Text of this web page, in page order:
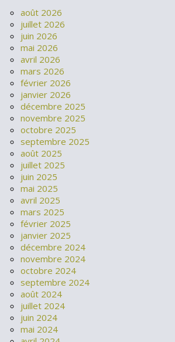
août 2026
juillet 2026
juin 2026
mai 2026
avril 2026
mars 2026
février 2026
janvier 2026
décembre 2025
novembre 2025
octobre 2025
septembre 2025
août 2025
juillet 2025
juin 2025
mai 2025
avril 2025
mars 2025
février 2025
janvier 2025
décembre 2024
novembre 2024
octobre 2024
septembre 2024
août 2024
juillet 2024
juin 2024
mai 2024